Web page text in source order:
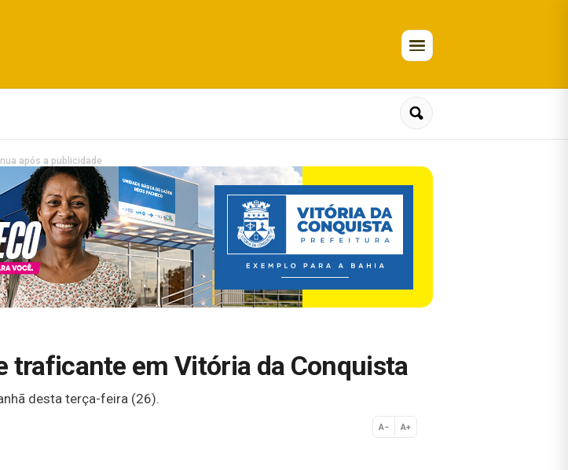
após a publicidade
traficante em Vitória da Conquista
desta terça-feira (26).
A− A+
Normal